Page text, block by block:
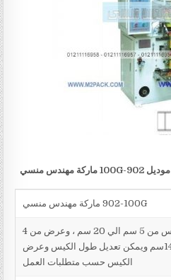
موديل902-100G ماركة مهندس منسي
902-100G ماركة مهندس منسي
طول الكيس من 5 سم الي 20 سم ، وعرض من 4
سم الي 14سم ويمكن تعديل طول الكيس وعرض
الكيس حسب متطلبات العمل